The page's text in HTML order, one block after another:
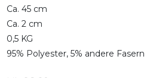
Ca. 45 cm
Ca. 2 cm
0,5 KG
95% Polyester, 5% andere Fasern